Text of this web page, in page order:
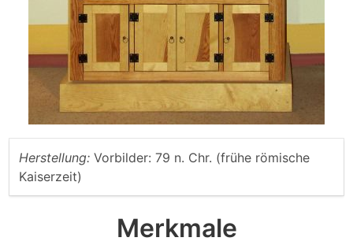
Herstellung: Vorbilder: 79 n. Chr. (frühe römische
Kaiserzeit)
Merkmale